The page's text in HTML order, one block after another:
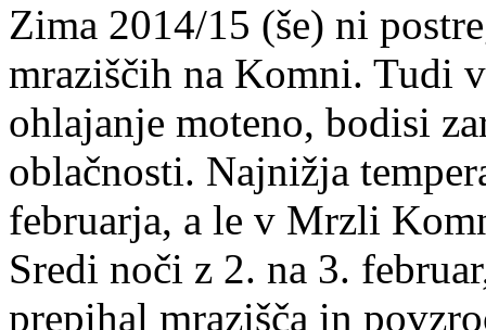
Zima 2014/15 (še) ni
mraziščih na Komni. Tudi
ohlajanje moteno, bodisi
oblačnosti. Najnižja
februarja, a le v Mrzli
Sredi noči z 2. na 3.
prepihal mrazišča in